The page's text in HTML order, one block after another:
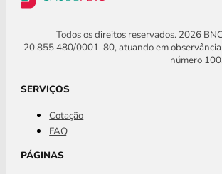
Todos os direitos reservados. 2026
20.855.480/0001-80, atuando em
número
SERVIÇOS
Cotação
FAQ
PÁGINAS